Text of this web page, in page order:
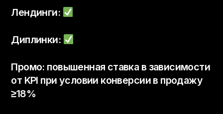
Лендинги:
Диплинки:
Промо: повышенная ставка в зависимости
от KPI при условии конверсии в продажу
≥18%